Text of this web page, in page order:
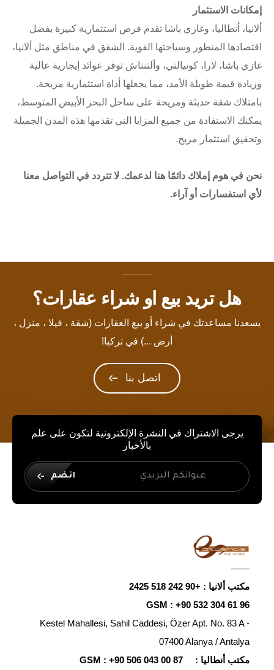
إمكانات الاستثمار
ألانيا، أنطاليا، وغازي باشا تقدم فرص استثمارية كبيرة بفضل
اقتصادها المتطور وسياحتها القوية. الشقق في مناطق مثل ألانيا،
غازي باشا، لارا، كونيالتي، وألتنتاش توفر عوائد إيجارية عالية
وزيادة قيمة طويلة الأمد، مما يجعلها أداة استثمارية مربحة.
بامتلاك شقة حديثة ومريحة على ساحل البحر الأبيض المتوسط،
يمكنك الاستفادة من جميع المزايا التي تقدمها هذه المدن الجميلة
وتحقيق استثمار مربح.
نحن في هوم إملاك دائمًا هنا لدعمك. لا تتردد في التواصل معنا
لأي استفسارات أو آراء.
هل تريد بيع او شراء عقارات؟
يسعدنا مساعدتك في شراء أو بيع العقارات (شقة ، فيلا ، منزل ،
أرض ...) في تركيا!
اتصل بنا
يرجى الاشتراك في النشرة الإلكترونية لتكون على علم
بالأخبار
انضم
مكتب ألانيا : +90 242 518 2425
GSM : +90 532 304 61 96
Kestel Mahallesi, Sahil Caddesi, Özer Apt. No. 83 A -
07400 Alanya / Antalya
مكتب أنطاليا :
GSM : +90 506 043 00 87